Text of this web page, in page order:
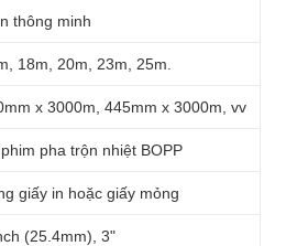
thông minh
18m, 20m, 23m, 25m.
x 3000m, 445mm x 3000m, vv
pha trộn nhiệt BOPP
giấy in hoặc giấy mỏng
(25.4mm), 3"